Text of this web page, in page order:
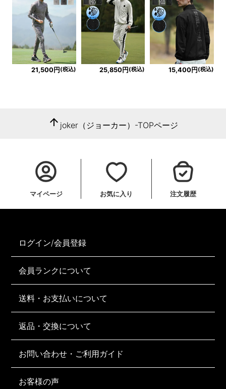
21,500円(税込) 25,850円(税込) 15,400円(税込)
arrow_upward joker（ジョーカー）-TOPページ
マイページ お気に入り 注文履歴
ログイン/会員登録
会員ランクについて
送料・お支払いについて
返品・交換について
お問い合わせ・ご利用ガイド
お客様の声